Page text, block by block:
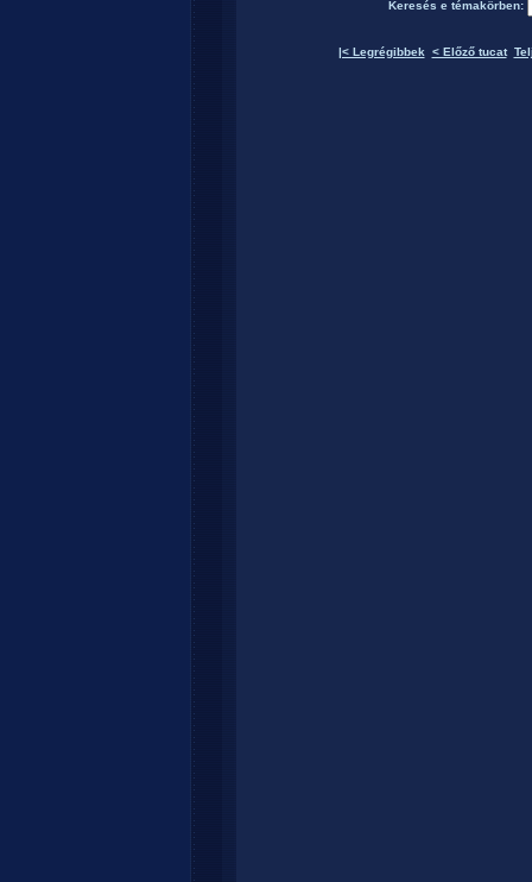
Keresés e témakörben:
|< Legrégibbek < Előző tucat